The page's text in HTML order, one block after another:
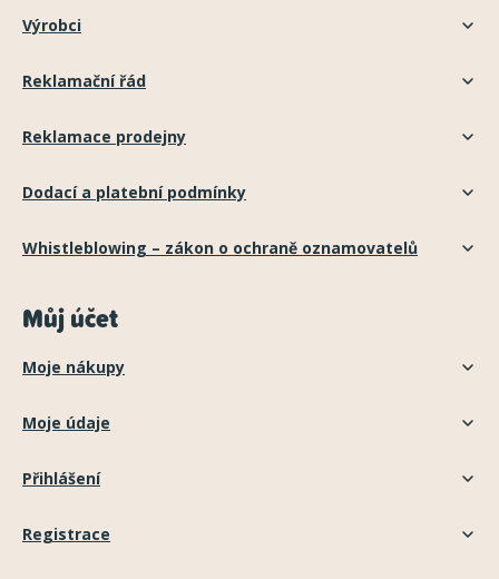
Výrobci
Reklamační řád
Reklamace prodejny
Dodací a platební podmínky
Whistleblowing – zákon o ochraně oznamovatelů
Můj účet
Moje nákupy
Moje údaje
Přihlášení
Registrace